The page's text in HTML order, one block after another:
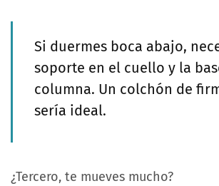
Si duermes boca abajo,
soporte en el cuello y la
columna. Un colchón de
sería ideal.
¿Tercero, te mueves mucho?